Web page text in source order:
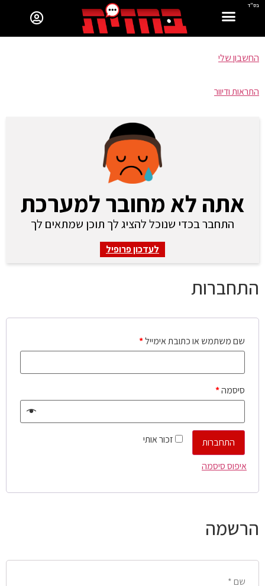
בס"ד
החשבון שלי
התראות ודיוור
אתה לא מחובר למערכת
התחבר בכדי שנוכל להציג לך תוכן שמתאים לך
לעדכון פרופיל
התחברות
שם משתמש או כתובת אימייל*
סיסמה*
זכור אותי
התחברות
איפוס סיסמה
הרשמה
שם *